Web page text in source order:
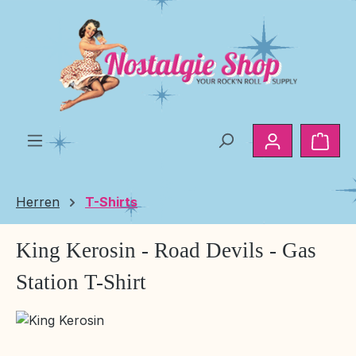
Zum Hauptinhalt springen
Herren T-Shirts
King Kerosin - Road Devils - Gas
Station T-Shirt